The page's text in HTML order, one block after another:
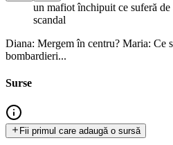
un mafiot închipuit ce suferă de
scandal
Diana: Mergem în centru? Maria: Ce
bombardieri...
Surse
Fii primul care adaugă o sursă